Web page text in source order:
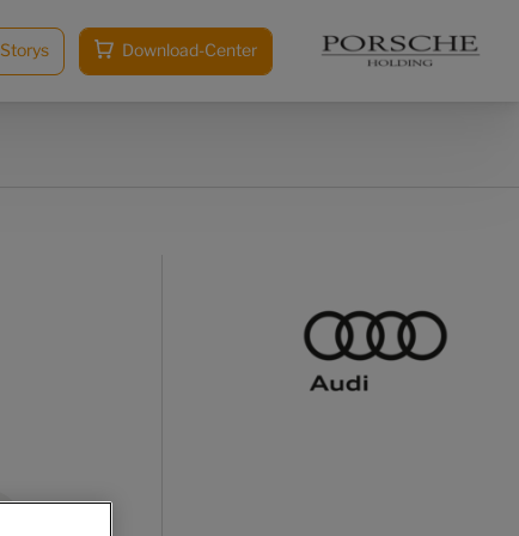
Storys Download-Center